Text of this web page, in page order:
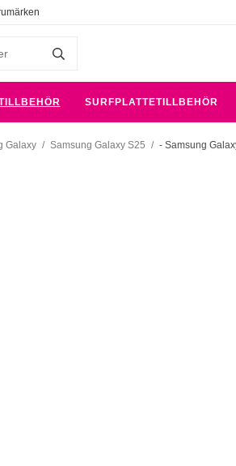
SURFPLATTETILLBEHÖR
Galaxy / Samsung Galaxy S25 / - Samsung